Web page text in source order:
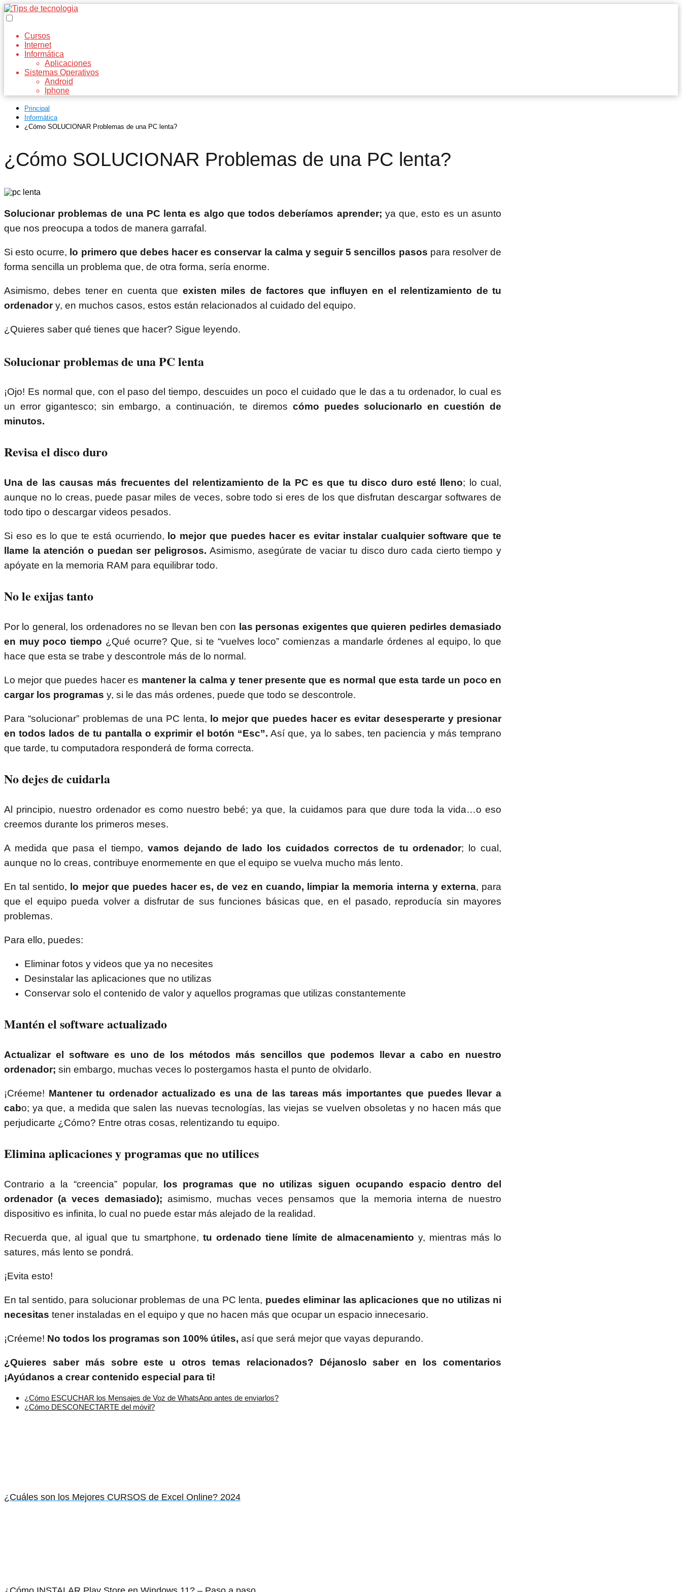
Cursos
Internet
Informática
Aplicaciones
Sistemas Operativos
Android
Iphone
Principal
Informática
¿Cómo SOLUCIONAR Problemas de una PC lenta?
¿Cómo SOLUCIONAR Problemas de una PC lenta?
Solucionar problemas de una PC lenta es algo que todos deberíamos aprender; ya que, esto es un asunto
que nos preocupa a todos de manera garrafal.
Si esto ocurre, lo primero que debes hacer es conservar la calma y seguir 5 sencillos pasos para resolver de
forma sencilla un problema que, de otra forma, sería enorme.
Asimismo, debes tener en cuenta que existen miles de factores que influyen en el relentizamiento de tu
ordenadory, en muchos casos, estos están relacionados al cuidado del equipo.
¿Quieres saber qué tienes que hacer? Sigue leyendo.
Solucionar problemas de una PC lenta
¡Ojo! Es normal que, con el paso del tiempo, descuides un poco el cuidado que le das a tu ordenador, lo cual es
un error gigantesco; sin embargo, a continuación, te diremos cómo puedes solucionarlo en cuestión de
minutos.
Revisa el disco duro
Una de las causas más frecuentes del relentizamiento de la PC es que tu disco duro esté lleno; lo cual,
aunque no lo creas, puede pasar miles de veces, sobre todo si eres de los que disfrutan descargar softwares de
todo tipo o descargar videos pesados.
Si eso es lo que te está ocurriendo, lo mejor que puedes hacer es evitar instalar cualquier software que te
llame la atención o puedan ser peligrosos. Asimismo, asegúrate de vaciar tu disco duro cada cierto tiempo y
apóyate en la memoria RAM para equilibrar todo.
No le exijas tanto
Por lo general, los ordenadores no se llevan ben con las personas exigentes que quieren pedirles demasiado
en muy poco tiempo ¿Qué ocurre? Que, si te “vuelves loco” comienzas a mandarle órdenes al equipo, lo que
hace que esta se trabe y descontrole más de lo normal.
Lo mejor que puedes hacer es mantener la calma y tener presente que es normal que esta tarde un poco en
cargar los programas y, si le das más ordenes, puede que todo se descontrole.
Para “solucionar” problemas de una PC lenta, lo mejor que puedes hacer es evitar desesperarte y presionar
en todos lados de tu pantalla o exprimir el botón “Esc”. Así que, ya lo sabes, ten paciencia y más temprano
que tarde, tu computadora responderá de forma correcta.
No dejes de cuidarla
Al principio, nuestro ordenador es como nuestro bebé; ya que, la cuidamos para que dure toda la vida…o eso
creemos durante los primeros meses.
A medida que pasa el tiempo, vamos dejando de lado los cuidados correctos de tu ordenador; lo cual,
aunque no lo creas, contribuye enormemente en que el equipo se vuelva mucho más lento.
En tal sentido, lo mejor que puedes hacer es, de vez en cuando, limpiar la memoria interna y externa, para
que el equipo pueda volver a disfrutar de sus funciones básicas que, en el pasado, reproducía sin mayores
problemas.
Para ello, puedes:
Eliminar fotos y videos que ya no necesites
Desinstalar las aplicaciones que no utilizas
Conservar solo el contenido de valor y aquellos programas que utilizas constantemente
Mantén el software actualizado
Actualizar el software es uno de los métodos más sencillos que podemos llevar a cabo en nuestro
ordenador; sin embargo, muchas veces lo postergamos hasta el punto de olvidarlo.
¡Créeme! Mantener tu ordenador actualizado es una de las tareas más importantes que puedes llevar a
cabo; ya que, a medida que salen las nuevas tecnologías, las viejas se vuelven obsoletas y no hacen más que
perjudicarte ¿Cómo? Entre otras cosas, relentizando tu equipo.
Elimina aplicaciones y programas que no utilices
Contrario a la “creencia” popular,
los programas que no utilizas siguen ocupando espacio dentro del
ordenador (a veces demasiado); asimismo, muchas veces pensamos que la memoria interna de nuestro
dispositivo es infinita, lo cual no puede estar más alejado de la realidad.
Recuerda que, al igual que tu smartphone, tu ordenado tiene límite de almacenamiento y, mientras más lo
satures, más lento se pondrá.
¡Evita esto!
En tal sentido, para solucionar problemas de una PC lenta, puedes eliminar las aplicaciones que no utilizas ni
necesitas tener instaladas en el equipo y que no hacen más que ocupar un espacio innecesario.
¡Créeme! No todos los programas son 100% útiles, así que será mejor que vayas depurando.
¿Quieres saber más sobre este u otros temas relacionados? Déjanoslo saber en los comentarios
¡Ayúdanos a crear contenido especial para ti!
¿Cómo ESCUCHAR los Mensajes de Voz de WhatsApp antes de enviarlos?
¿Cómo DESCONECTARTE del móvil?
¿Cuáles son los Mejores CURSOS de Excel Online? 2024